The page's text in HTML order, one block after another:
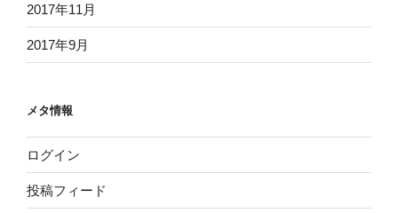
2017年11月
2017年9月
メタ情報
ログイン
投稿フィード